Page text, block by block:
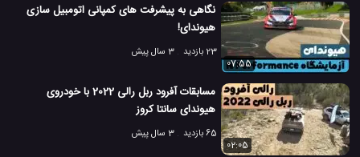
نگاهی به پیشرفت های کمپانی اتومبیل سازی
هیوندای!
23 بازدید
3 سال پیش
07:55
مسابقات آفرود ربل رالی 2022 با خودروی
هیوندای سانتا کروز
65 بازدید
3 سال پیش
02:05